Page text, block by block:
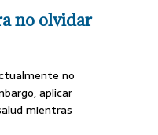
no olvidar
no
aplicar
mientras